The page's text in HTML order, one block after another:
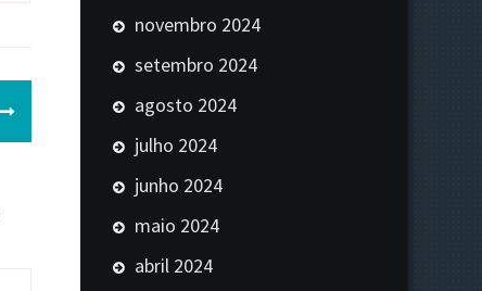
novembro 2024
setembro 2024
agosto 2024
julho 2024
junho 2024
maio 2024
abril 2024